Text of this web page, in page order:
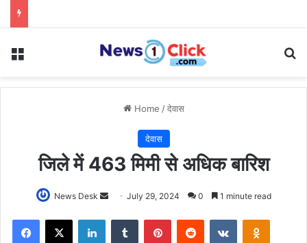
Menu
Home / देवास
देवास
जिले में 463 मिमी से अधिक बारिश
News Desk
Send
email
July 29, 2024 0 1 minute read
Facebook
X LinkedInTumblr PinterestReddit VKontakte